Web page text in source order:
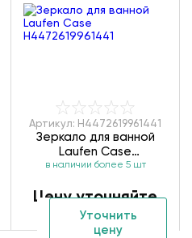
Артикул: H4472619961441
Зеркало для ванной
Laufen Case
H4472619961441
в наличии более 5 шт
Цену уточняйте
Уточнить
цену